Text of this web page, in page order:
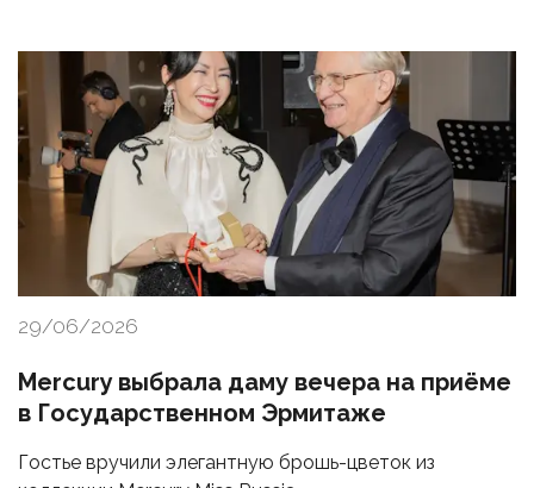
29/06/2026
Mercury выбрала даму вечера на приёме
в Государственном Эрмитаже
Гостье вручили элегантную брошь-цветок из